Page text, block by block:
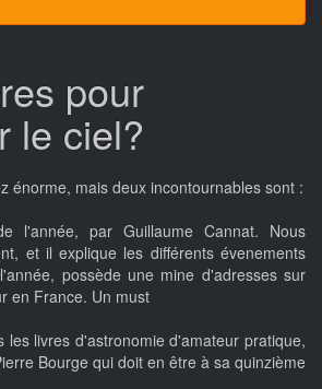
pour
le ciel?
énorme, mais deux incontournables sont :
l'année, par Guillaume Cannat. Nous
et il explique les différents évenements
possède une mine d'adresses sur
en France. Un must
les livres d'astronomie d'amateur pratique,
Bourge qui doit en être à sa quinzième